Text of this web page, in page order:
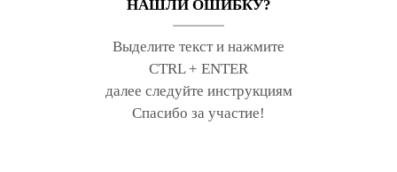
НАШЛИ ОШИБКУ?
Выделите текст и нажмите
CTRL + ENTER
далее следуйте инструкциям
Спасибо за участие!